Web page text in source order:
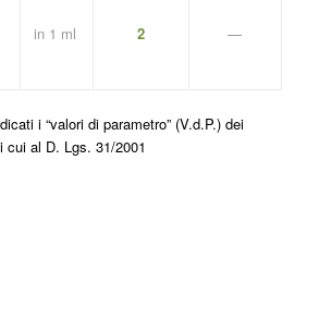
in 1 ml 2 —
i “valori di parametro” (V.d.P.) dei
cui al D. Lgs. 31/2001